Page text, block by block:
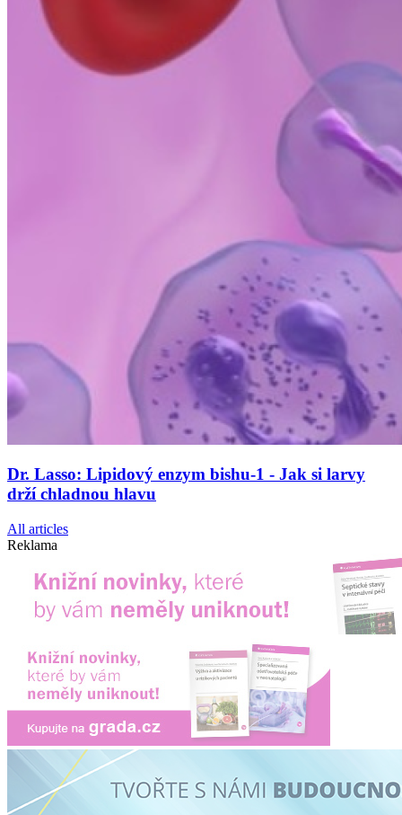
Dr. Lasso: Lipidový enzym bishu-1 - Jak si larvy
drží chladnou hlavu
All articles
Reklama